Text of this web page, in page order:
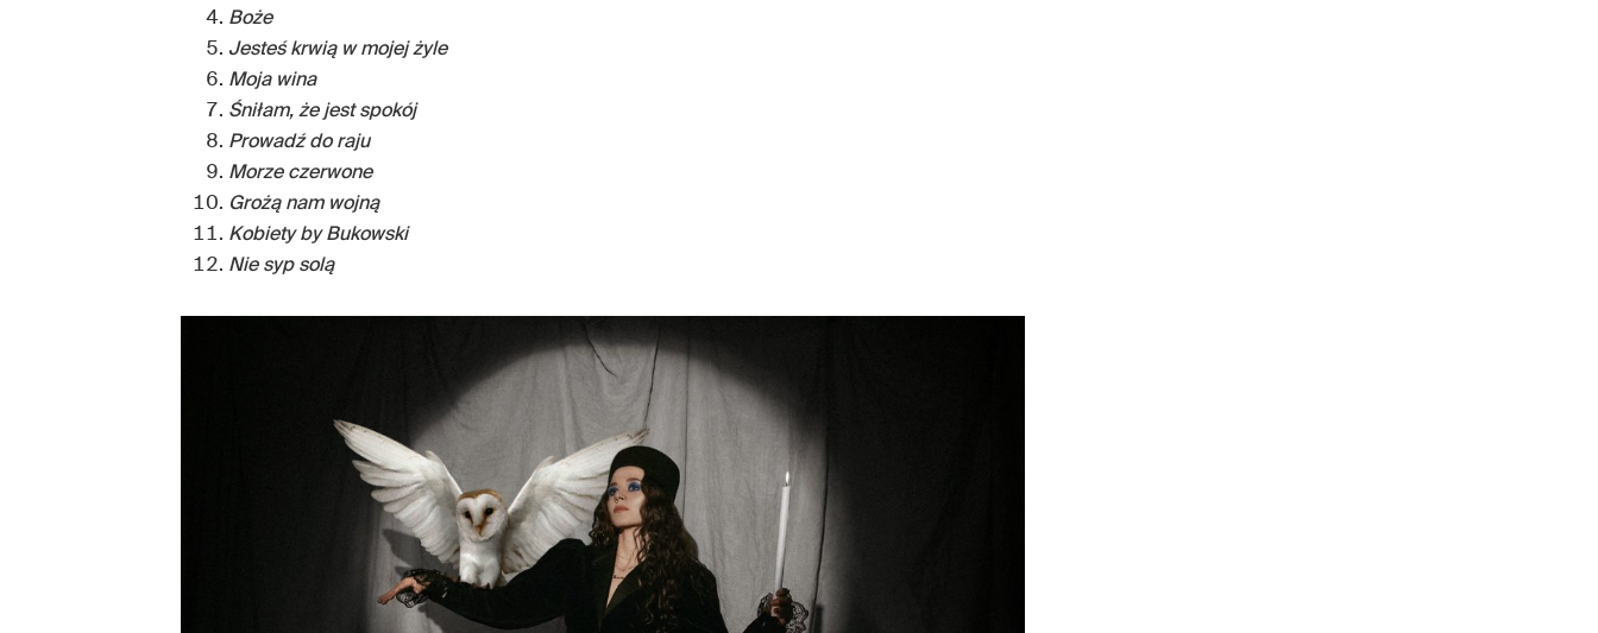
Boże
Jesteś krwią w mojej żyle
Moja wina
Śniłam, że jest spokój
Prowadź do raju
Morze czerwone
Grożą nam wojną
Kobiety by Bukowski
Nie syp solą